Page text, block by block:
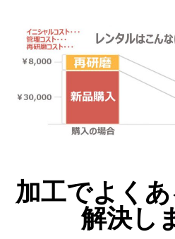
加工でよく
解決し